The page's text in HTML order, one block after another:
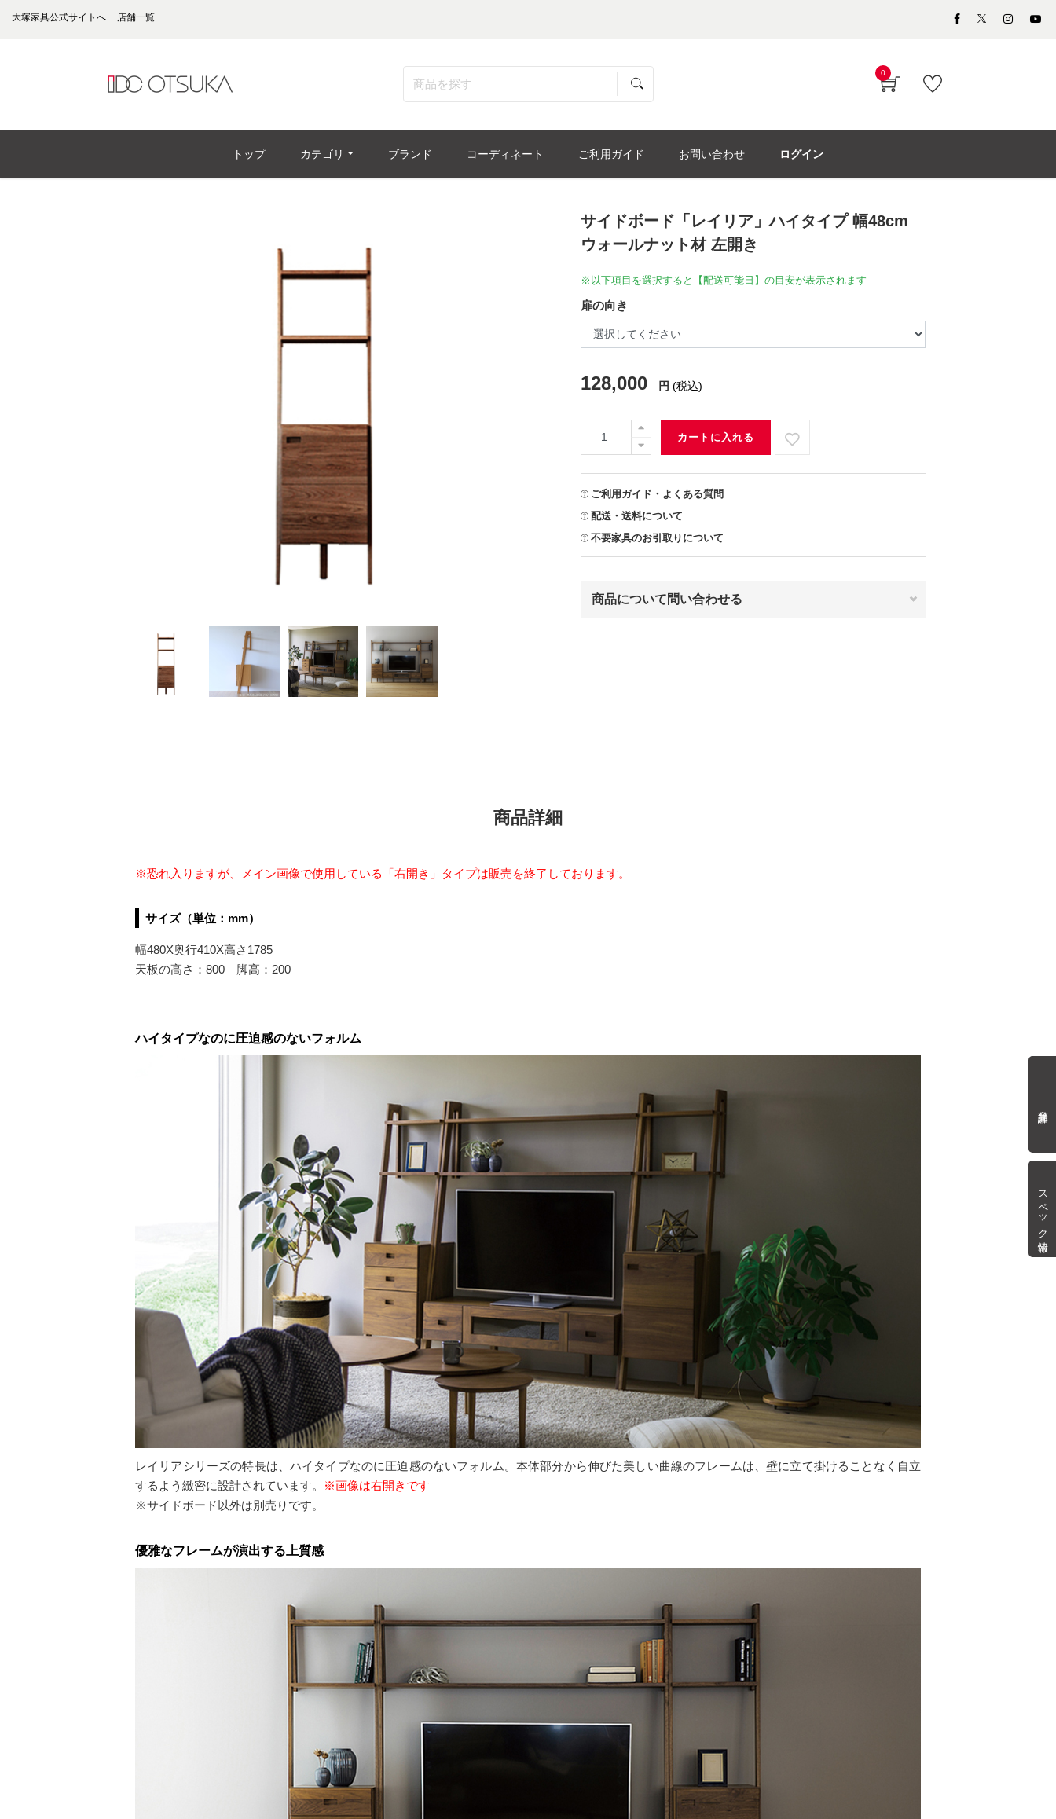
スペック情報
大塚家具公式サイトへ 店舗一覧
0
トップ カテゴリ ブランド コーディネート ご利用ガイド お問い合わせ ログイン
サイドボード「レイリア」ハイタイプ 幅48cm
ウォールナット材 左開き
※以下項目を選択すると【配送可能日】の目安が表示されます
扉の向き
128,000 円 (税込)
カートに入れる
ご利用ガイド・よくある質問
配送・送料について
不要家具のお引取りについて
商品について問い合わせる
商品詳細
※恐れ入りますが、メイン画像で使用している「右開き」タイプは販売を終了しております。
サイズ（単位：mm）
幅480X奥行410X高さ1785
天板の高さ：800 脚高：200
ハイタイプなのに圧迫感のないフォルム
レイリアシリーズの特長は、ハイタイプなのに圧迫感のないフォルム。本体部分から伸びた美しい曲線のフレームは、壁に立て掛けることなく自立
するよう緻密に設計されています。
※画像は右開きです
※サイドボード以外は別売りです。
優雅なフレームが演出する上質感